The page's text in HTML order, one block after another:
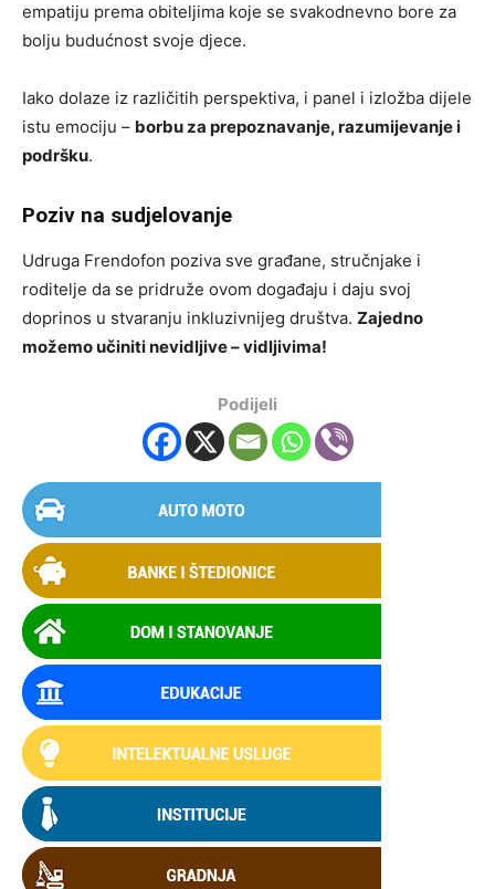
empatiju prema obiteljima koje se svakodnevno bore za
bolju budućnost svoje djece.
Iako dolaze iz različitih perspektiva, i panel i izložba dijele
istu emociju – borbu za prepoznavanje, razumijevanje i
podršku.
Poziv na sudjelovanje
Udruga Frendofon poziva sve građane, stručnjake i
roditelje da se pridruže ovom događaju i daju svoj
doprinos u stvaranju inkluzivnijeg društva. Zajedno
možemo učiniti nevidljive – vidljivima!
Podijeli